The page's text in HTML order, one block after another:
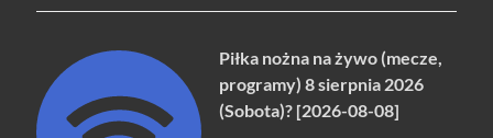
Piłka nożna na żywo (mecze,
programy) 8 sierpnia 2026
(Sobota)? [2026-08-08]